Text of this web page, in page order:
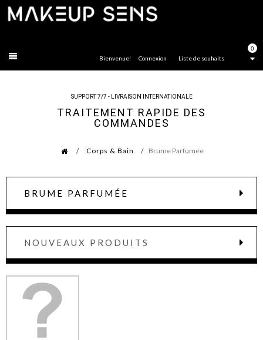
0
Liste de souhaits
Bienvenue! Connexion
SUPPORT 7/7 - LIVRAISON INTERNATIONALE
TRAITEMENT RAPIDE DES
COMMANDES
Corps & Bain Brume Parfumée
BRUME PARFUMÉE
NOUVEAUX PRODUITS